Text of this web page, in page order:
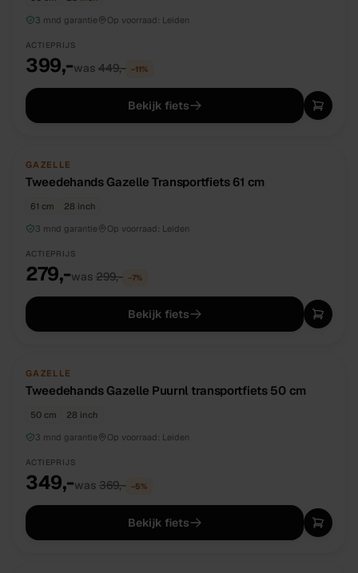
3 mnd garantie
Op voorraad: Leiden
ACTIEPRIJS
399,-was 449,- −11%
Bekijk fiets
TWEEDEHANDS
GAZELLE
Tweedehands Gazelle Transportfiets 61 cm
61 cm
28 inch
3 mnd garantie
Op voorraad: Leiden
ACTIEPRIJS
279,-was 299,- −7%
Bekijk fiets
TWEEDEHANDS
GAZELLE
Tweedehands Gazelle Puurnl transportfiets 50 cm
50 cm
28 inch
3 mnd garantie
Op voorraad: Leiden
ACTIEPRIJS
349,-was 369,- −5%
Bekijk fiets